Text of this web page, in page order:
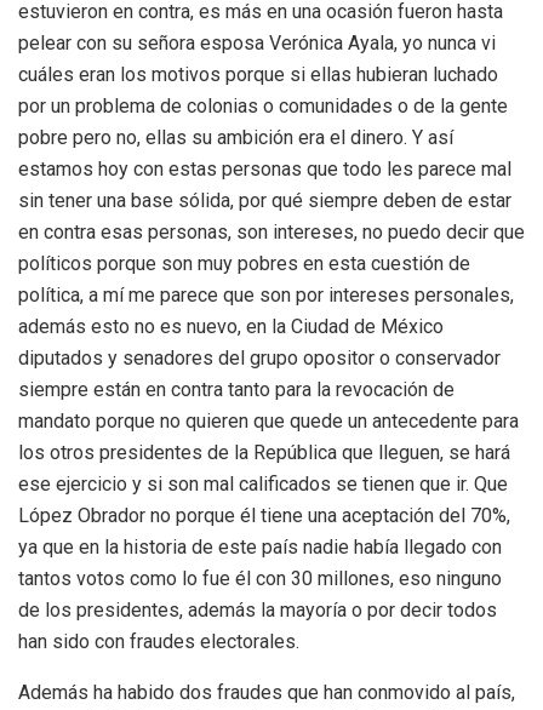
estuvieron en contra, es más en una ocasión fueron hasta
pelear con su señora esposa Verónica Ayala, yo nunca vi
cuáles eran los motivos porque si ellas hubieran luchado
por un problema de colonias o comunidades o de la gente
pobre pero no, ellas su ambición era el dinero. Y así
estamos hoy con estas personas que todo les parece mal
sin tener una base sólida, por qué siempre deben de estar
en contra esas personas, son intereses, no puedo decir que
políticos porque son muy pobres en esta cuestión de
política, a mí me parece que son por intereses personales,
además esto no es nuevo, en la Ciudad de México
diputados y senadores del grupo opositor o conservador
siempre están en contra tanto para la revocación de
mandato porque no quieren que quede un antecedente para
los otros presidentes de la República que lleguen, se hará
ese ejercicio y si son mal calificados se tienen que ir. Que
López Obrador no porque él tiene una aceptación del 70%,
ya que en la historia de este país nadie había llegado con
tantos votos como lo fue él con 30 millones, eso ninguno
de los presidentes, además la mayoría o por decir todos
han sido con fraudes electorales.
Además ha habido dos fraudes que han conmovido al país,